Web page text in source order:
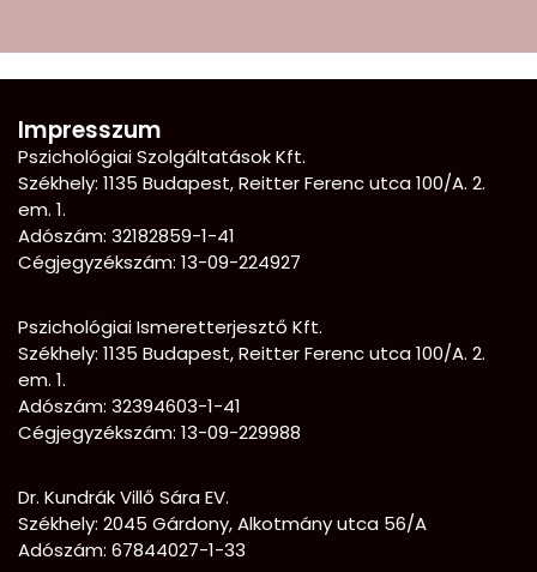
Impresszum
Pszichológiai Szolgáltatások Kft.
Székhely: 1135 Budapest, Reitter Ferenc utca 100/A. 2.
em. 1.
Adószám: 32182859-1-41
Cégjegyzékszám: 13-09-224927
Pszichológiai Ismeretterjesztő Kft.
Székhely: 1135 Budapest, Reitter Ferenc utca 100/A. 2.
em. 1.
Adószám: 32394603-1-41
Cégjegyzékszám: 13-09-229988
Dr. Kundrák Villő Sára EV.
Székhely: 2045 Gárdony, Alkotmány utca 56/A
Adószám: 67844027-1-33